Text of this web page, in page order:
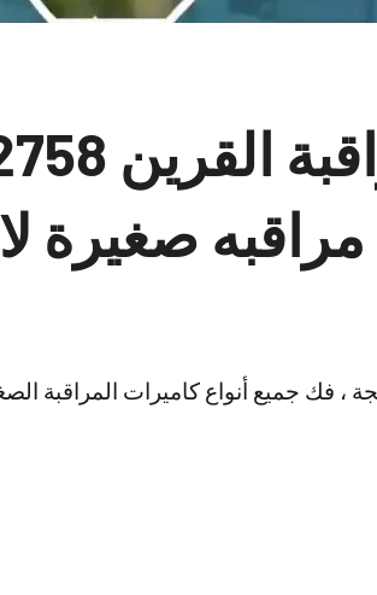
تركيب كاميرات
صغيرة
فك جميع أنواع كاميرات المراقبة